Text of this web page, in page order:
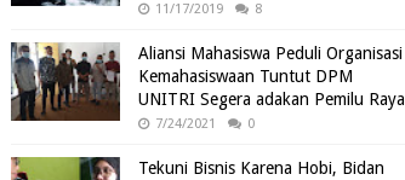
11/17/2019 8
Aliansi Mahasiswa Peduli Organisasi
Kemahasiswaan Tuntut DPM
UNITRI Segera adakan Pemilu Raya
7/24/2021 0
Tekuni Bisnis Karena Hobi, Bidan